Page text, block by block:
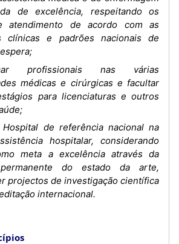
de excelência, respeitando os
atendimento de acordo com as
clínicas e padrões nacionais de
profissionais nas várias
médicas e cirúrgicas e facultar
para licenciaturas e outros
de referência nacional na
hospitalar, considerando
meta a excelência através da
permanente do estado da arte,
projectos de investigação científica
internacional.